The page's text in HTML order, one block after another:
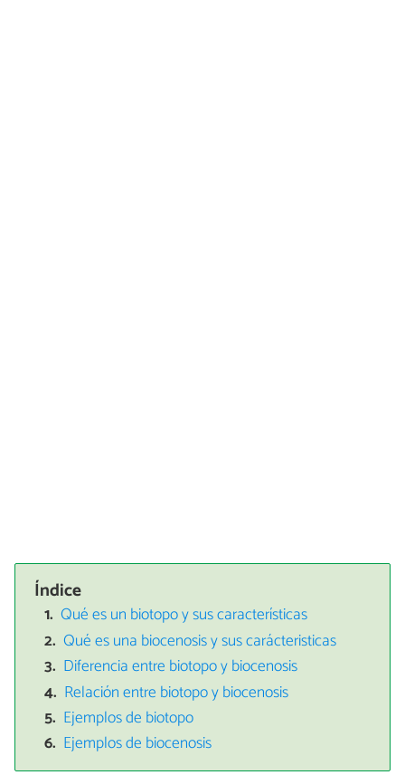
Índice
Qué es un biotopo y sus características
Qué es una biocenosis y sus carácteristicas
Diferencia entre biotopo y biocenosis
Relación entre biotopo y biocenosis
Ejemplos de biotopo
Ejemplos de biocenosis